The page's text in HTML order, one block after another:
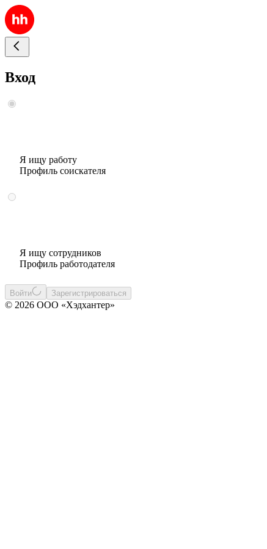
Вход
Я ищу работу
Профиль соискателя
Я ищу сотрудников
Профиль работодателя
Войти Зарегистрироваться
© 2026 ООО «Хэдхантер»